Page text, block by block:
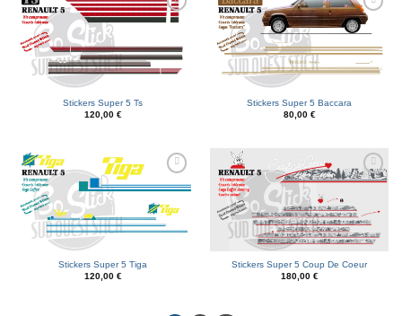
Ajouter
Stickers Super 5 Ts
120,00 €
Ajouter
à la liste
d’envies
Stickers Super 5 Baccara
80,00 €
à la liste
Stickers Super 5 Tiga
120,00 €
Ajouter
Stickers Super 5 Coup De Coeur
180,00 €